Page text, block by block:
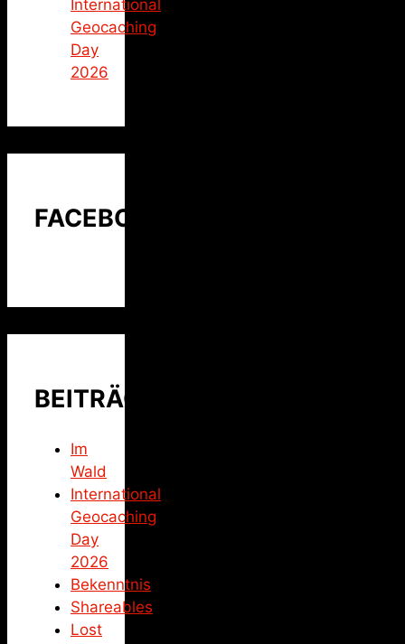
International
Geocaching
Day
2026
FACEBOOK
BEITRÄGE
Im
Wald
International
Geocaching
Day
2026
Bekenntnis
Shareables
Lost